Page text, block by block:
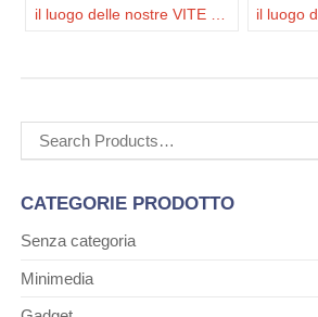
il luogo delle nostre VITE RISORTE...
CATEGORIE PRODOTTO
Senza categoria
Minimedia